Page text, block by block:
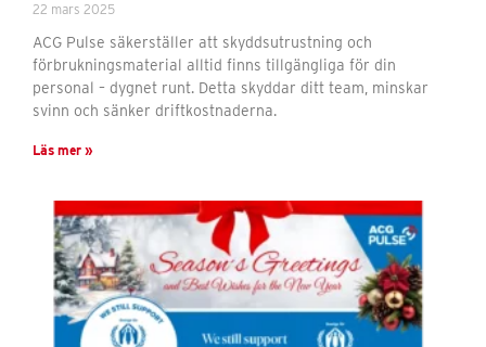
22 mars 2025
ACG Pulse säkerställer att skyddsutrustning och
förbrukningsmaterial alltid finns tillgängliga för din
personal – dygnet runt. Detta skyddar ditt team, minskar
svinn och sänker driftkostnaderna.
Läs mer »